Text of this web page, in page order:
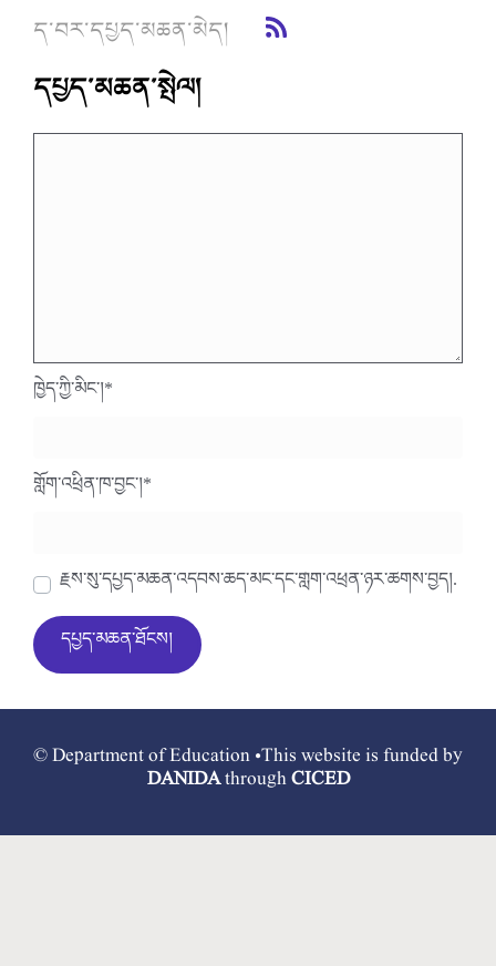
ད་བར་དཔྱད་མཆན་མེད།
དཔྱད་མཆན་སྤེལ།
ཁྱེད་ཀྱི་མིང་།*
གློག་འཕྲིན་ཁ་བྱང་།*
རྗེས་སུ་དཔྱད་མཆན་འདེབས་ཆེད་མིང་དང་གློག་འཕྲིན་ཉར་ཚགས་བྱེད།.
© Department of Education •This website is funded by
DANIDAthroughCICED